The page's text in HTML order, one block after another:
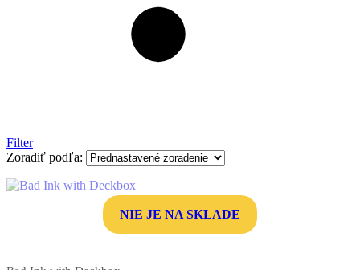
Filter
Zoradiť podľa:
NIE JE NA SKLADE